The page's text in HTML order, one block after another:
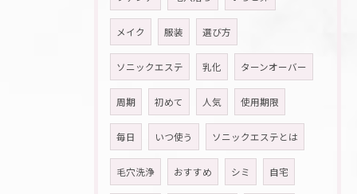
メイク 服装 選び方
ソニックエステ 乳化 ターンオーバー
周期 初めて 人気 使用期限
毎日 いつ使う ソニックエステとは
毛穴洗浄 おすすめ シミ 自宅